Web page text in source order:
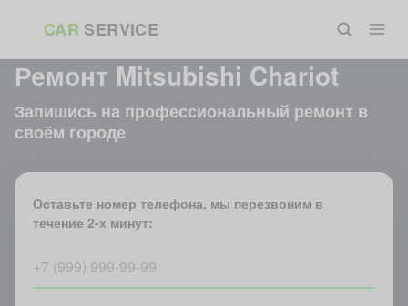
CAR SERVICE
Ремонт Mitsubishi Chariot
Запишись на профессиональный ремонт в
своём городе
Оставьте номер телефона, мы перезвоним в
течение 2-х минут: